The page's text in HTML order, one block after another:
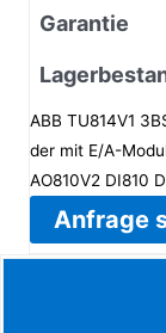
Garantie
ABB TU814V1
der mit E/A-
AO810V2 DI810
Anfrage